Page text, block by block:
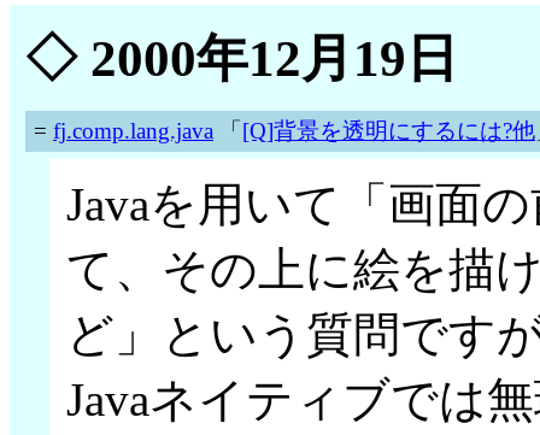
◇2000年12月19日
= fj.comp.lang.java 「[Q]背景を透明にするには?他
Javaを用いて「画面
て、その上に絵を描
ど」という質問です
Javaネイティブでは